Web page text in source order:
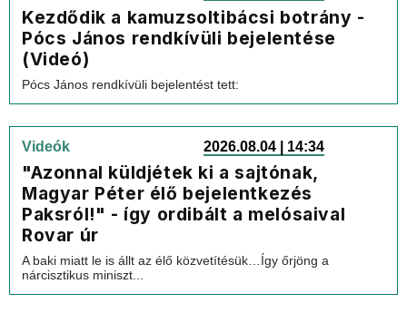
Kezdődik a kamuzsoltibácsi botrány -
Pócs János rendkívüli bejelentése
(Videó)
Pócs János rendkívüli bejelentést tett:
Videók 2026.08.04 | 14:34
"Azonnal küldjétek ki a sajtónak,
Magyar Péter élő bejelentkezés
Paksról!" - így ordibált a melósaival
Rovar úr
A baki miatt le is állt az élő közvetítésük…Így őrjöng a
nárcisztikus miniszt...